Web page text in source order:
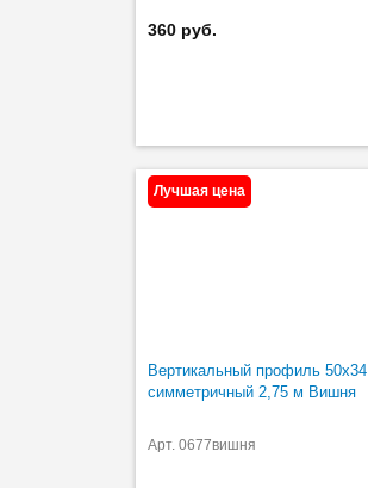
360 руб.
Лучшая цена
Вертикальный профиль 50х34
симметричный 2,75 м Вишня
Арт. 0677вишня